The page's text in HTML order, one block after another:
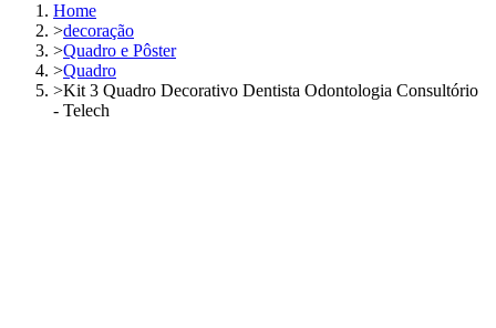
Home
>decoração
>Quadro e Pôster
>Quadro
>Kit 3 Quadro Decorativo Dentista Odontologia Consultório
- Telech